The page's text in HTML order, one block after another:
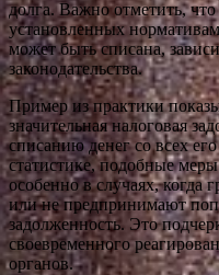
долга. Важно отметить,
установленных
может быть списана,
законодательства.
Пример из практики
значительная налоговая
списанию денег со всех
статистике, подобные
особенно в случаях, когда
или не предпринимают
задолженность. Это
своевременного
органов.